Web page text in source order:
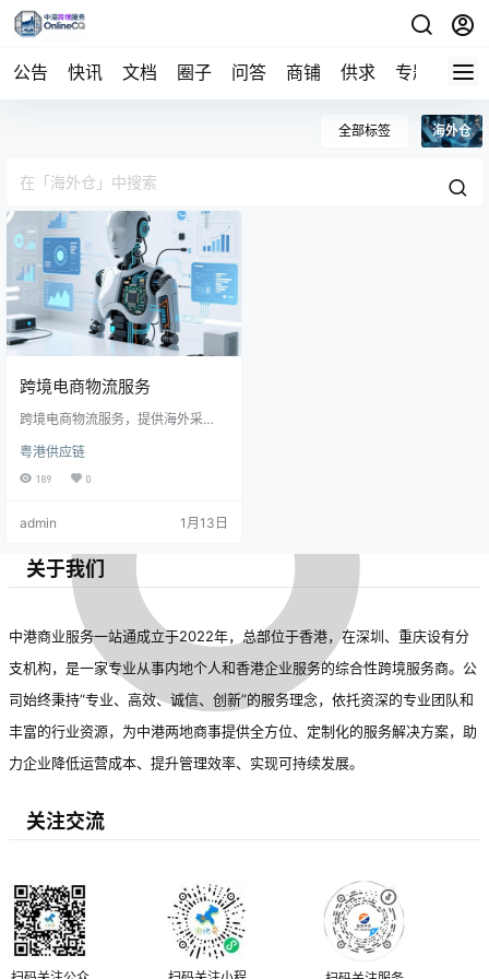
公告 快讯 文档 圈子 问答 商铺 供求 专题 导航
全部标签 海外仓
跨境电商物流服务‌
跨境电商物流服务‌，提供‌海外采
储及供应链金融‌等核心服务。
粤港供应链
189 0
admin 1月13日
关于我们
中港商业服务一站通成立于2022年，总部位于香港，在深圳、重庆设有分
支机构，是一家专业从事内地个人和香港企业服务的综合性跨境服务商。公
司始终秉持“专业、高效、诚信、创新”的服务理念，依托资深的专业团队和
丰富的行业资源，为中港两地商事提供全方位、定制化的服务解决方案，助
力企业降低运营成本、提升管理效率、实现可持续发展。
关注交流